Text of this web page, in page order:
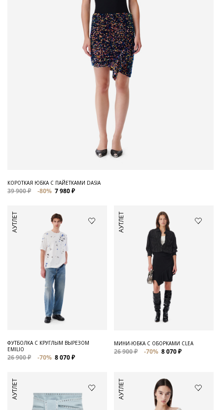
КОРОТКАЯ ЮБКА С ПАЙЕТКАМИ DASIA
39 900 ₽ -80% 7 980 ₽
АУТЛЕТ
ФУТБОЛКА С КРУГЛЫМ ВЫРЕЗОМ
EMILIO
26 900 ₽ -70% 8 070 ₽
АУТЛЕТ
МИНИ-ЮБКА С ОБОРКАМИ CLEA
26 900 ₽ -70% 8 070 ₽
АУТЛЕТ АУТЛЕТ